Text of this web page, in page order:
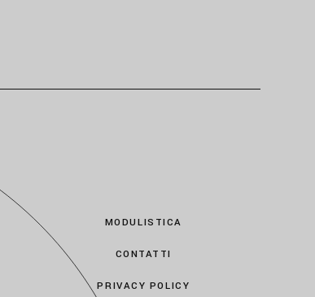
MODULISTICA
CONTATTI
PRIVACY POLICY